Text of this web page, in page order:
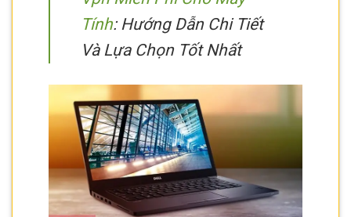
Tính: Hướng Dẫn Chi Tiết
Và Lựa Chọn Tốt Nhất